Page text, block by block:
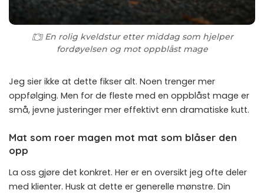
En rolig kveldstur etter middag som hjelper
fordøyelsen og mot oppblåst mage
Jeg sier ikke at dette fikser alt. Noen trenger mer
oppfølging. Men for de fleste med en oppblåst mage er
små, jevne justeringer mer effektivt enn dramatiske kutt.
Mat som roer magen mot mat som blåser den
opp
La oss gjøre det konkret. Her er en oversikt jeg ofte deler
med klienter. Husk at dette er generelle mønstre. Din